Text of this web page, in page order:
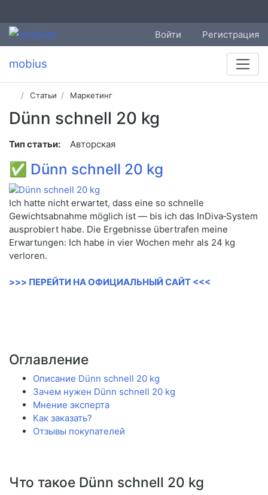
Войти Регистрация
mobius
Статьи Маркетинг
Dünn schnell 20 kg
Тип статьи: Авторская
✅ Dünn schnell 20 kg
Ich hatte nicht erwartet, dass eine so schnelle
Gewichtsabnahme möglich ist — bis ich das InDiva‑System
ausprobiert habe. Die Ergebnisse übertrafen meine
Erwartungen: Ich habe in vier Wochen mehr als 24 kg
verloren.
>>> ПЕРЕЙТИ НА ОФИЦИАЛЬНЫЙ САЙТ <<<
Оглавление
Описание Dünn schnell 20 kg
Зачем нужен Dünn schnell 20 kg
Мнение эксперта
Как заказать?
Отзывы покупателей
Что такое Dünn schnell 20 kg